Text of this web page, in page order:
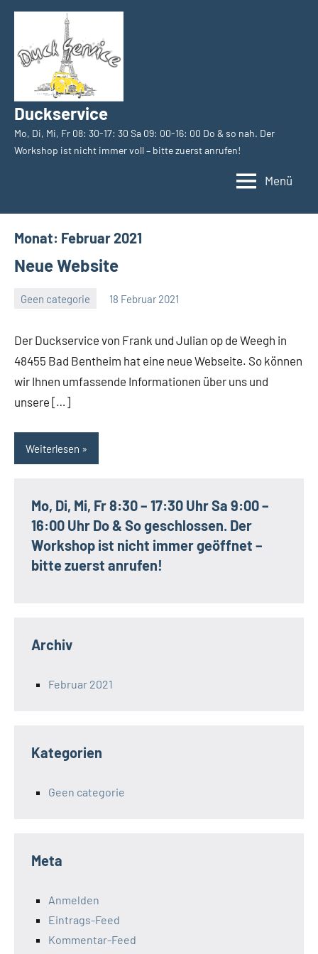
Zum
springen
Duckservice
Mo, Di, Mi, Fr 08: 30-17: 30 Sa 09: 00-16: 00 Do & so nah. Der
Workshop ist nicht immer voll – bitte zuerst anrufen!
Menü
Monat: Februar 2021
Neue Website
Geen categorie 18 Februar 2021
Der Duckservice von Frank und Julian op de Weegh in
48455 Bad Bentheim hat eine neue Webseite. So können
wir Ihnen umfassende Informati­onen über uns und
unsere […]
Weiterlesen
Mo, Di, Mi, Fr 8:30 – 17:30 Uhr Sa 9:00 –
16:00 Uhr Do & So geschlossen. Der
Workshop ist nicht immer geöffnet –
bitte zuerst anrufen!
Archiv
Februar 2021
Kategorien
Geen categorie
Meta
Anmelden
Eintrags-Feed
Kommentar-Feed